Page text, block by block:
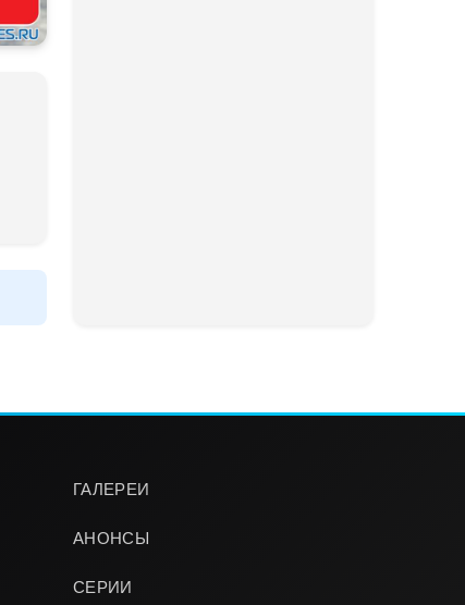
ГАЛЕРЕИ
АНОНСЫ
СЕРИИ